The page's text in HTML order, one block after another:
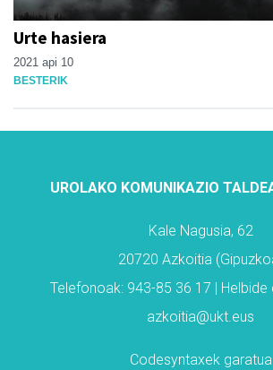
Urte hasiera
2021 api 10
BESTERIK
UROLAKO KOMUNIKAZIO
Kale Nagusia, 62
20720 Azkoitia
Telefonoak: 943-85 36 17 | Helbide
azkoitia@ukt.eus
Codesyntaxek garatua